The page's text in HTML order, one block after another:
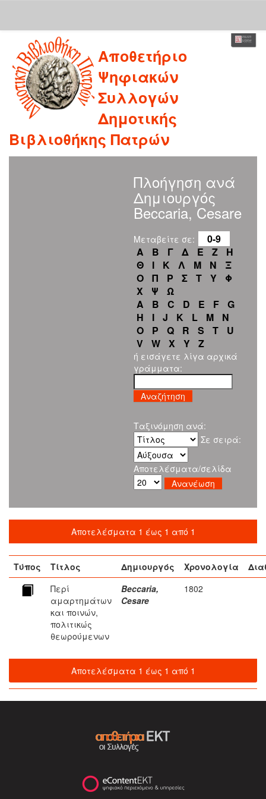
navigation
Αποθετήριο
Ψηφιακών
Συλλογών
Δημοτικής
Βιβλιοθήκης Πατρών
Πλοήγηση ανά
Δημιουργός
Beccaria, Cesare
Μεταβείτε σε:
0-9
Α
Β Γ Δ Ε Ζ
Η
Θ
Ι Κ Λ Μ Ν
Ξ
Ο
Π Ρ Σ Τ Υ
Φ
Χ
Ψ
Ω
A
B C D E F
G
H
I J K L M
N
O
P Q R S T
U
V
W X Y Z
ή εισάγετε λίγα αρχικά
γράμματα:
Ταξινόμηση ανά:
Σε σειρά:
Αποτελέσματα/σελίδα
Αποτελέσματα 1 έως 1 από 1
Τύπος Τίτλος Δημιουργός Χρονολογία
Περί
αμαρτημάτων
και ποινών,
πολιτικώς
θεωρούμενων
Beccaria,
Cesare
1802
Αποτελέσματα 1 έως 1 από 1